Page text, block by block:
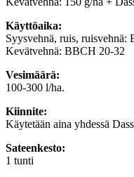
Käyttöaika:
Syysvehnä, ruis, ruisvehnä:
Kevätvehnä: BBCH 20-32
Vesimäärä:
100-300 l/ha.
Kiinnite:
Käytetään aina yhdessä
Sateenkesto:
1 tunti